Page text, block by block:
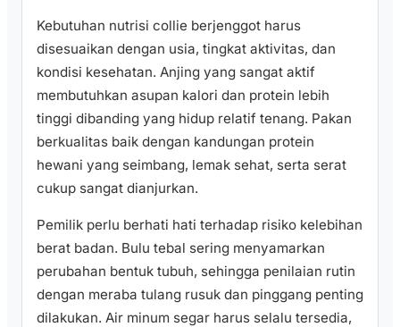
Kebutuhan nutrisi collie berjenggot harus
disesuaikan dengan usia, tingkat aktivitas, dan
kondisi kesehatan. Anjing yang sangat aktif
membutuhkan asupan kalori dan protein lebih
tinggi dibanding yang hidup relatif tenang. Pakan
berkualitas baik dengan kandungan protein
hewani yang seimbang, lemak sehat, serta serat
cukup sangat dianjurkan.
Pemilik perlu berhati hati terhadap risiko kelebihan
berat badan. Bulu tebal sering menyamarkan
perubahan bentuk tubuh, sehingga penilaian rutin
dengan meraba tulang rusuk dan pinggang penting
dilakukan. Air minum segar harus selalu tersedia,